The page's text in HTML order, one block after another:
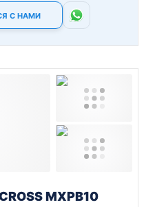
С НАМИ
MXPB10